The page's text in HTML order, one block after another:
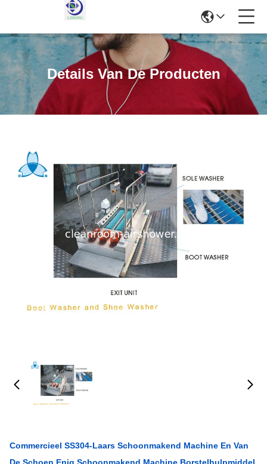
Details Van De Producten
Commercieel SS304-Laars Schoonmakend Machine En Van